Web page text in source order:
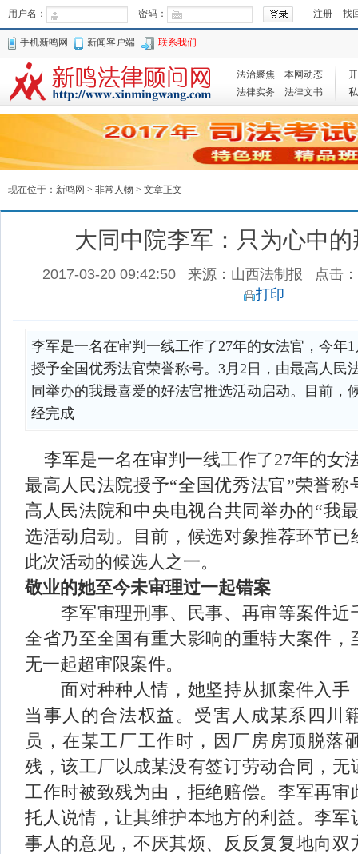
用户名： 密码： 注册 找
手机新鸣网 新闻客户端 联系我们
法治聚焦
本网动态
法律实务
法律文书
现在位于： 新鸣网 > 非常人物 > 文章正文
大同中院李军：只为心中
2017-03-20 09:42:50 来源：山西法制报 点击：
打印
李军是一名在审判一线工作了27年的女法官，今年
授予全国优秀法官荣誉称号。3月2日，由最高人民
同举办的我最喜爱的好法官推选活动启动。目前，
经完成
李军是一名在审判一线工作了27年的女
最高人民法院授予“全国优秀法官”荣誉称
高人民法院和中央电视台共同举办的“我
选活动启动。目前，候选对象推荐环节已
此次活动的候选人之一。
敬业的她至今未审理过一起错案
李军审理刑事、民事、再审等案件近
全省乃至全国有重大影响的重特大案件，
无一起超审限案件。
面对种种人情，她坚持从抓案件入手
当事人的合法权益。受害人成某系四川
员，在某工厂工作时，因厂房房顶脱落
残，该工厂以成某没有签订劳动合同，无
工作时被致残为由，拒绝赔偿。李军再审
托人说情，让其维护本地方的利益。李军
事人的意见，不厌其烦、反反复复地向双